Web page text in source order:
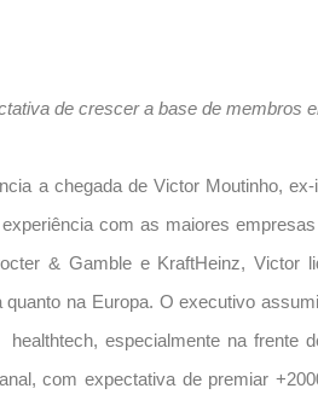
de crescer a base de membros
a chegada de Victor Moutinho,
com as maiores
& Gamble e KraftHeinz, Victor
na Europa. O executivo
especialmente na frente
com expectativa de premiar